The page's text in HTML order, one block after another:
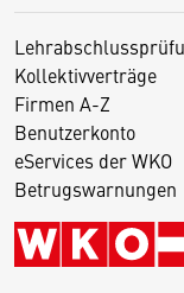
Kollektivverträge
Firmen A-Z
Benutzerkonto
eServices der WKO
Betrugswarnungen